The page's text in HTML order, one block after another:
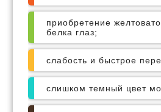
приобретение
белка глаз;
слабость и быстрое
слишком темный цвет